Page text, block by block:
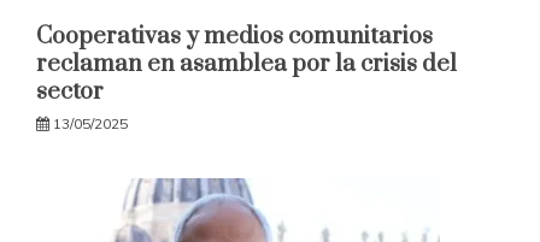
Cooperativas y medios comunitarios
reclaman en asamblea por la crisis del
sector
13/05/2025